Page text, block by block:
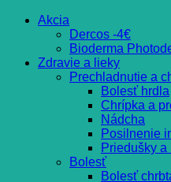
Akcia
Dercos -4€
Bioderma
Zdravie a lieky
Prechladnutie a
Bolesť hrdla
Chrípka a
Nádcha
Posilnenie
Priedušky a
Bolesť
Bolesť